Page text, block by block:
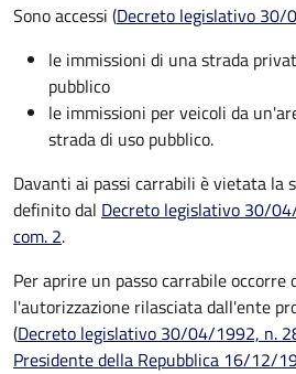
Sono accessi (Decreto legislativo
le immissioni di una strada
pubblico
le immissioni per veicoli da
strada di uso pubblico.
Davanti ai passi carrabili è vietata la
definito dal Decreto legislativo 30/
com. 2.
Per aprire un passo carrabile occorre
l'autorizzazione rilasciata dall'ente
(Decreto legislativo 30/04/1992, n.
Presidente della Repubblica 16/12/